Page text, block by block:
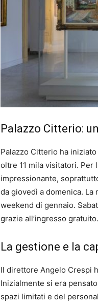
Palazzo Citterio:
Palazzo Citterio ha
oltre 11 mila visitatori. Per
impressionante,
da giovedì a domenica.
weekend di gennaio.
grazie all’ingresso gratuito.
La gestione e la
Il direttore Angelo Crespi
Inizialmente si era
spazi limitati e del